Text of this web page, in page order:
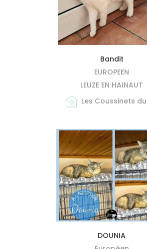
MIEUX ME CONNAÎTRE
Bandit
EUROPEEN
LEUZE EN HAINAUT
Les Coussinets
MIEUX ME CONNAÎTRE
DOUNIA